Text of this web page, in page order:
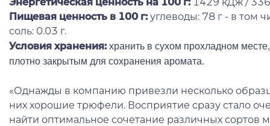
Пищевая ценность в 100 г: углеводы: 78 г - в том
соль: 0.03 г.
Условия хранения: хранить в сухом прохладном
плотно закрытым для сохранения аромата.
«Однажды в компанию привезли несколько
них хорошие трюфели. Восприятие сразу стало
найти оптимальное сочетание различных сортов